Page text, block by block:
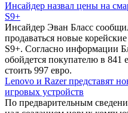
Инсайдер назвал цены на
S9+
Инсайдер Эван Бласс
продаваться новые
S9+. Согласно информации
обойдется покупателю в 841
стоить 997 евро.
Lenovo и Razer представят
игровых устройств
По предварительным